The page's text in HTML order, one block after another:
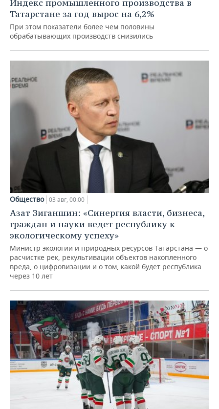
Индекс промышленного производства в
Татарстане за год вырос на 6,2%
При этом показатели более чем половины
обрабатывающих производств снизились
Общество 03 авг, 00:00
Азат Зиганшин: «Синергия власти, бизнеса,
граждан и науки ведет республику к
экологическому успеху»
Министр экологии и природных ресурсов Татарстана — о
расчистке рек, рекультивации объектов накопленного
вреда, о цифровизации и о том, какой будет республика
через 10 лет